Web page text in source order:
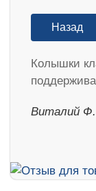
Назад
Колышки
Виталий